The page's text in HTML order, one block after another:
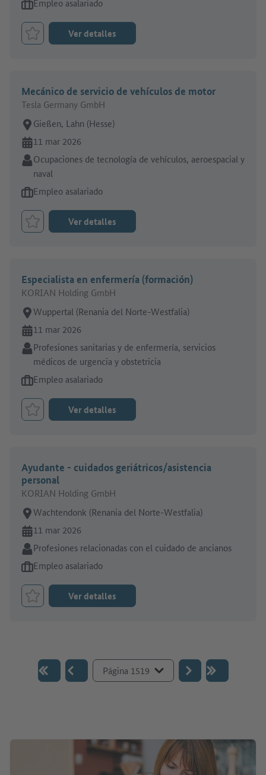
Tipo de oferta de empleo:
Empleo asalariado
Marcar el trabajo como favorito
Ver detalles
Mecánico de servicio de vehículos de motor
Tesla Germany GmbH
Lugar de trabajo:
Gießen, Lahn (Hesse)
En línea desde:
11 mar 2026
Sector:
Ocupaciones de tecnología de vehículos, aeroespacial y
naval
Tipo de oferta de empleo:
Empleo asalariado
Marcar el trabajo como favorito
Ver detalles
Especialista en enfermería (formación)
KORIAN Holding GmbH
Lugar de trabajo:
Wuppertal (Renania del Norte-Westfalia)
En línea desde:
11 mar 2026
Sector:
Profesiones sanitarias y de enfermería, servicios
médicos de urgencia y obstetricia
Tipo de oferta de empleo:
Empleo asalariado
Marcar el trabajo como favorito
Ver detalles
Ayudante - cuidados geriátricos/asistencia
personal
KORIAN Holding GmbH
Lugar de trabajo:
Wachtendonk (Renania del Norte-Westfalia)
En línea desde:
11 mar 2026
Sector:
Profesiones relacionadas con el cuidado de ancianos
Tipo de oferta de empleo:
Empleo asalariado
Marcar el trabajo como favorito
Ver detalles